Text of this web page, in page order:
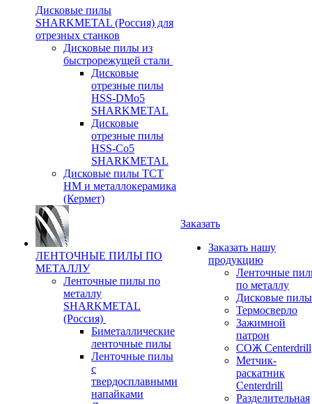
Дисковые пилы
SHARKMETAL (Россия) для
отрезных станков
Дисковые пилы из
быстрорежущей стали
Дисковые
отрезные пилы
HSS-DMo5
SHARKMETAL
Дисковые
отрезные пилы
HSS-Co5
SHARKMETAL
Дисковые пилы ТСТ
НМ и металлокерамика
(Кермет)
ЛЕНТОЧНЫЕ ПИЛЫ ПО
МЕТАЛЛУ
Ленточные пилы по
металлу
SHARKMETAL
(Россия)
Биметаллические
ленточные пилы
Ленточные пилы
с
твердосплавными
напайками
Заказать
Заказать нашу
продукцию
Ленточные
по металлу
Дисковые пилы
Термосверло
Зажимной
патрон
СОЖ Centerdrill
Метчик-
раскатник
Centerdrill
Разделительная